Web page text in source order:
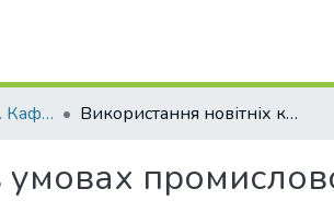
Друковані видання. Кафедра технології виробництва продукції тваринництва Використання новітніх кормових добавок в умовах промислового свинарства
умовах